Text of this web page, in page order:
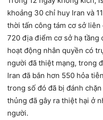
khoảng 30 chỉ huy Iran và
thời tấn công tám cơ sở
720 địa điểm cơ sở hạ tầng
hoạt động nhân quyền có
người đã thiệt mạng, trong
Iran đã bắn hơn 550 hỏa
trong số đó đã bị đánh
thủng đã gây ra thiệt hại ở
người.